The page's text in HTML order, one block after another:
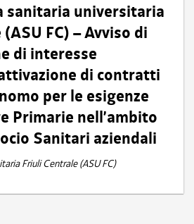
sanitaria universitaria
FC) – Avviso di
di interesse
di contratti
per le esigenze
Primarie nell’ambito
Sanitari aziendali
Friuli Centrale (ASU FC)